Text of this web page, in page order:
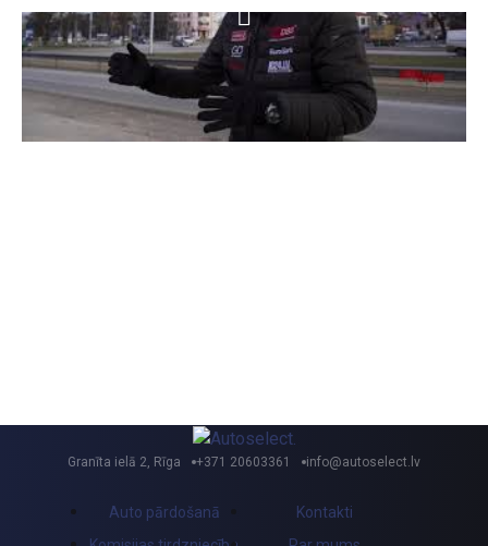
Granīta ielā 2, Rīga +371 20603361 info@autoselect.lv
Auto pārdošanā
Kontakti